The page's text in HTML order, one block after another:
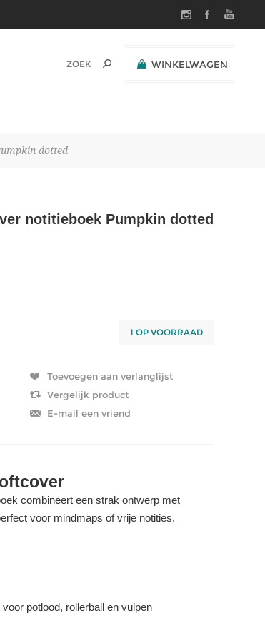
WINKELWAGEN
dotted
notitieboek Pumpkin dotted
1 OP VOORRAAD
combineert een strak ontwerp met
voor mindmaps of vrije notities.
potlood, rollerball en vulpen